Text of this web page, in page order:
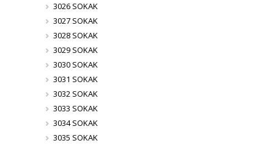
3026 SOKAK
3027 SOKAK
3028 SOKAK
3029 SOKAK
3030 SOKAK
3031 SOKAK
3032 SOKAK
3033 SOKAK
3034 SOKAK
3035 SOKAK